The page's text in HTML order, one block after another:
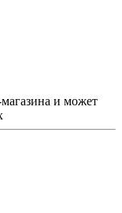
и может